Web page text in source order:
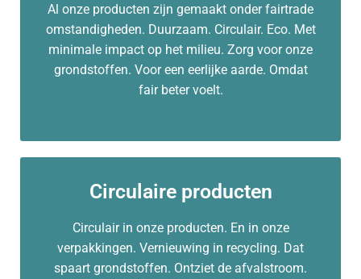
Al onze producten zijn gemaakt onder fairtrade
omstandigheden. Duurzaam. Circulair. Eco. Met
minimale impact op het milieu. Zorg voor onze
grondstoffen. Voor een eerlijke aarde. Omdat
fair beter voelt.
Circulaire producten
Circulair in onze producten. En in onze
verpakkingen. Vernieuwing in recycling. Dat
spaart grondstoffen. Ontziet de afvalstroom.